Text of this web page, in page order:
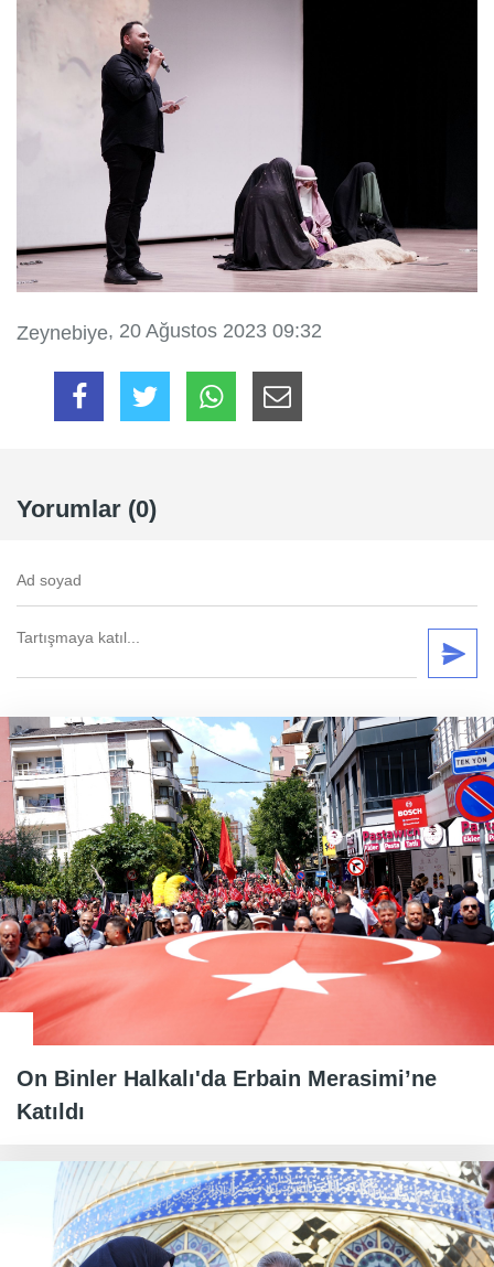
Zeynebiye, 20 Ağustos 2023 09:32
Yorumlar (0)
On Binler Halkalı'da Erbain Merasimi’ne
Katıldı